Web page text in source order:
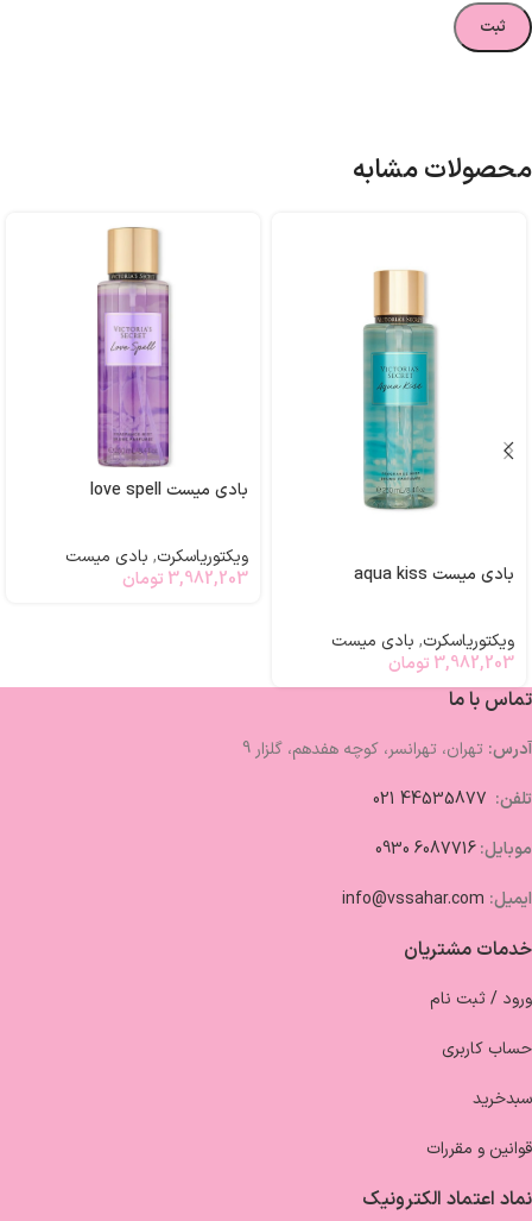
محصولات مشابه
بادی میست aqua kiss
ویکتوریاسکرت, بادی میست
3,982,203 تومان
بادی میست love spell
ویکتوریاسکرت, بادی میست
3,982,203 تومان
تماس با ما
آدرس: تهران، تهرانسر، کوچه هفدهم، گلزار 9
تلفن:
موبایل:6087716 0930
ایمیل: info@vssahar.com
خدمات مشتریان
ورود / ثبت نام
حساب کاربری
سبدخرید
قوانین و مقررات
نماد اعتماد الکترونیک